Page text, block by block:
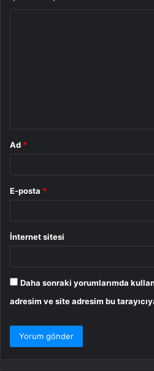
Ad *
E-posta *
İnternet sitesi
Daha sonraki yorumlarımda
adresim ve site adresim bu